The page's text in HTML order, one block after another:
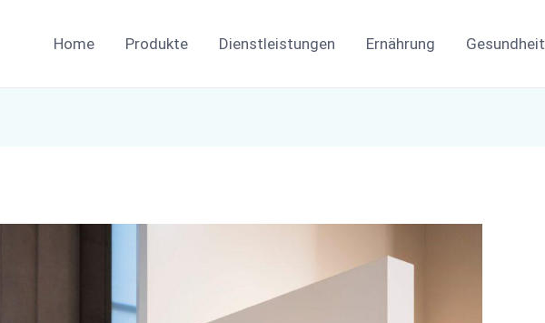
Home Produkte Dienstleistungen Ernährung Gesundheit